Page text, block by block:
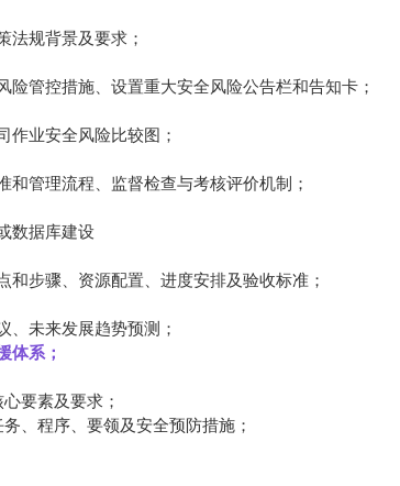
法规背景及要求；
管控措施、设置重大安全风险公告栏和告知卡；
作业安全风险比较图；
管理流程、监督检查与考核评价机制；
数据库建设
步骤、资源配置、进度安排及验收标准；
、未来发展趋势预测；
体系；
要素及要求；
、程序、要领及安全预防措施；